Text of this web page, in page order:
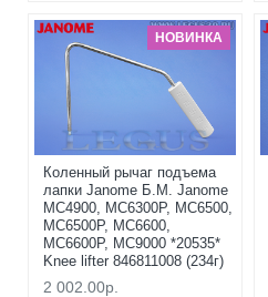
НОВИНКА
Коленный рычаг подъема
лапки Janome Б.М. Janome
MC4900, MC6300P, MC6500,
MC6500P, MC6600,
MC6600P, MC9000 *20535*
Knee lifter 846811008 (234г)
2 002.00р.